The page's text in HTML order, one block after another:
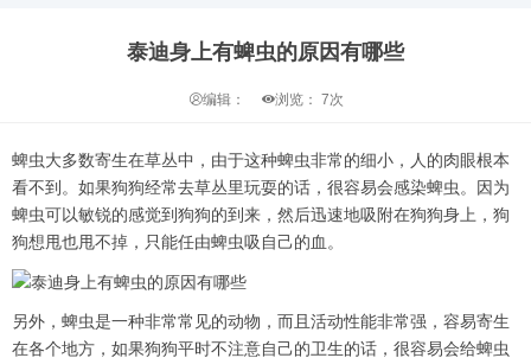
泰迪身上有蜱虫的原因有哪些
编辑： 浏览： 7次
蜱虫大多数寄生在草丛中，由于这种蜱虫非常的细小，人的肉眼根本
看不到。如果狗狗经常去草丛里玩耍的话，很容易会感染蜱虫。因为
蜱虫可以敏锐的感觉到狗狗的到来，然后迅速地吸附在狗狗身上，狗
狗想甩也甩不掉，只能任由蜱虫吸自己的血。
另外，蜱虫是一种非常常见的动物，而且活动性能非常强，容易寄生
在各个地方，如果狗狗平时不注意自己的卫生的话，很容易会给蜱虫